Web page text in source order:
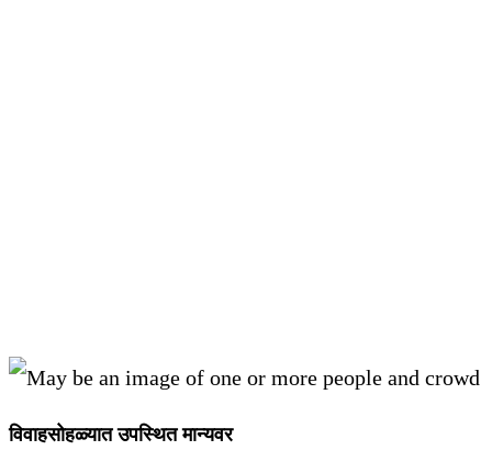
विवाहसोहळ्यात उपस्थित मान्यवर